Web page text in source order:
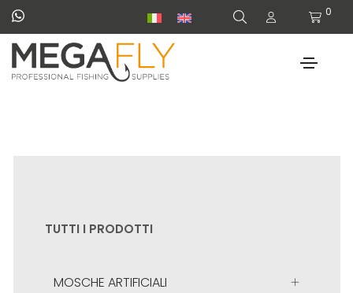
0
TUTTI I PRODOTTI
MOSCHE ARTIFICIALI